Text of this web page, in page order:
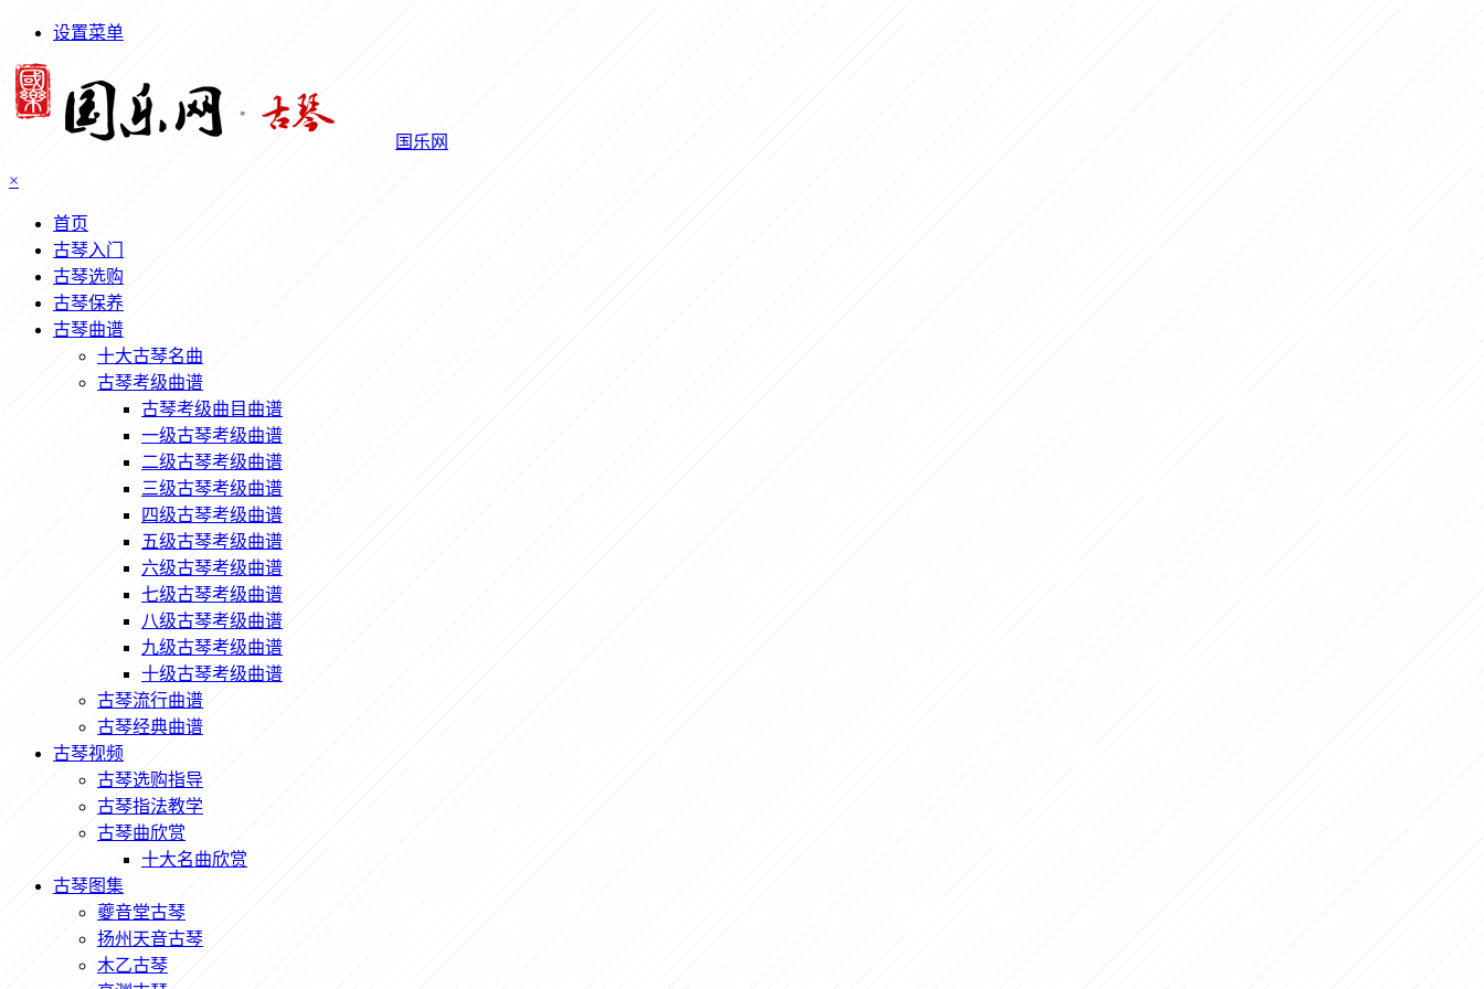
设置菜单
国乐网
×
首页
古琴入门
古琴选购
古琴保养
古琴曲谱
十大古琴名曲
古琴考级曲谱
古琴考级曲目曲谱
一级古琴考级曲谱
二级古琴考级曲谱
三级古琴考级曲谱
四级古琴考级曲谱
五级古琴考级曲谱
六级古琴考级曲谱
七级古琴考级曲谱
八级古琴考级曲谱
九级古琴考级曲谱
十级古琴考级曲谱
古琴流行曲谱
古琴经典曲谱
古琴视频
古琴选购指导
古琴指法教学
古琴曲欣赏
十大名曲欣赏
古琴图集
夔音堂古琴
扬州天音古琴
木乙古琴